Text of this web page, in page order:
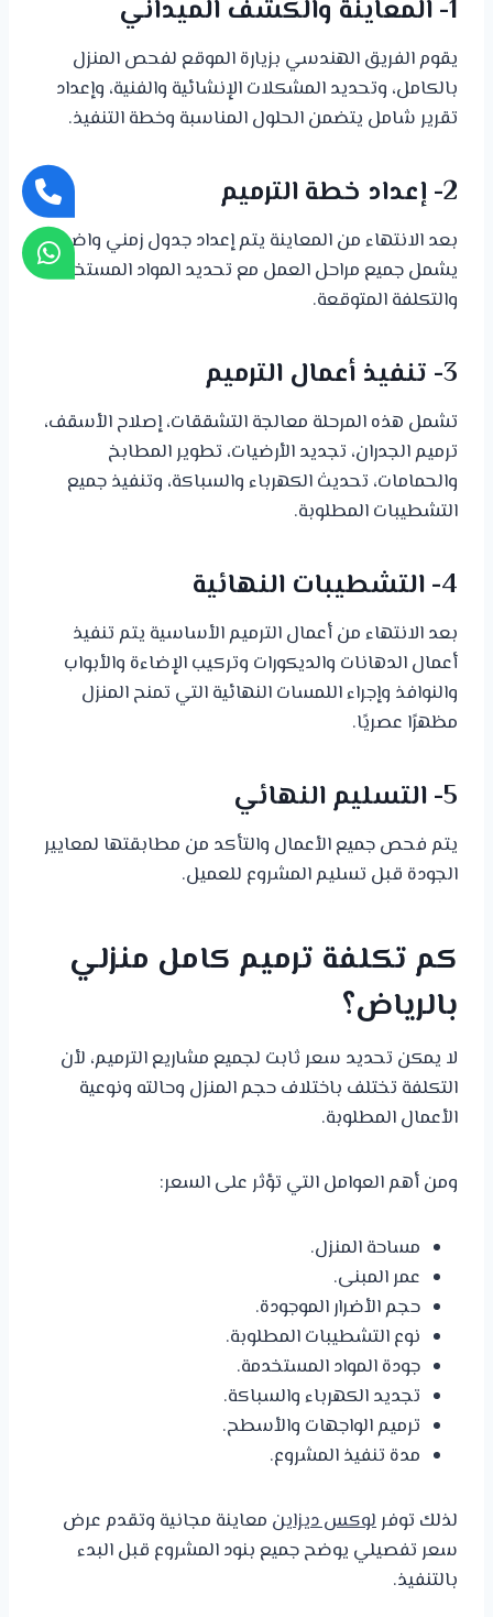
1- المعاينة والكشف الميداني
يقوم الفريق الهندسي بزيارة الموقع لفحص المنزل
بالكامل، وتحديد المشكلات الإنشائية والفنية، وإعداد
تقرير شامل يتضمن الحلول المناسبة وخطة التنفيذ.
2- إعداد خطة الترميم
بعد الانتهاء من المعاينة يتم إعداد جدول زمني واضح
يشمل جميع مراحل العمل مع تحديد المواد المستخدمة
والتكلفة المتوقعة.
3- تنفيذ أعمال الترميم
تشمل هذه المرحلة معالجة التشققات، إصلاح الأسقف،
ترميم الجدران، تجديد الأرضيات، تطوير المطابخ
والحمامات، تحديث الكهرباء والسباكة، وتنفيذ جميع
التشطيبات المطلوبة.
4- التشطيبات النهائية
بعد الانتهاء من أعمال الترميم الأساسية يتم تنفيذ
أعمال الدهانات والديكورات وتركيب الإضاءة والأبواب
والنوافذ وإجراء اللمسات النهائية التي تمنح المنزل
مظهرًا عصريًا.
5- التسليم النهائي
يتم فحص جميع الأعمال والتأكد من مطابقتها لمعايير
الجودة قبل تسليم المشروع للعميل.
كم تكلفة ترميم كامل منزلي
بالرياض؟
لا يمكن تحديد سعر ثابت لجميع مشاريع الترميم، لأن
التكلفة تختلف باختلاف حجم المنزل وحالته ونوعية
الأعمال المطلوبة.
ومن أهم العوامل التي تؤثر على السعر:
مساحة المنزل.
عمر المبنى.
حجم الأضرار الموجودة.
نوع التشطيبات المطلوبة.
جودة المواد المستخدمة.
تجديد الكهرباء والسباكة.
ترميم الواجهات والأسطح.
مدة تنفيذ المشروع.
لذلك توفرلوكس ديزاين معاينة مجانية وتقدم عرض
سعر تفصيلي يوضح جميع بنود المشروع قبل البدء
بالتنفيذ.